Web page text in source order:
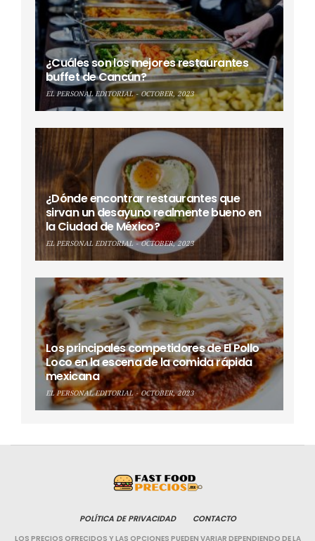
¿Cuáles son los mejores restaurantes
buffet de Cancún?
EL PERSONAL EDITORIAL OCTOBER, 2023
¿Dónde encontrar restaurantes que
sirvan un desayuno realmente bueno en
la Ciudad de México?
EL PERSONAL EDITORIAL OCTOBER, 2023
Los principales competidores de El Pollo
Loco en la escena de la comida rápida
mexicana
EL PERSONAL EDITORIAL OCTOBER, 2023
POLÍTICA DE PRIVACIDAD CONTACTO
LOS PRECIOS OFRECIDOS Y LAS OPCIONES PUEDEN VARIAR DEPENDIENDO DE LA